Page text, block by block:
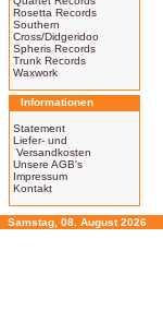
Rosetta Records
Southern
Cross/Didgeridoo
Spheris Records
Trunk Records
Waxwork
Informationen
Statement
Liefer- und
Versandkosten
Unsere AGB's
Impressum
Kontakt
Samstag, 08. August 2026